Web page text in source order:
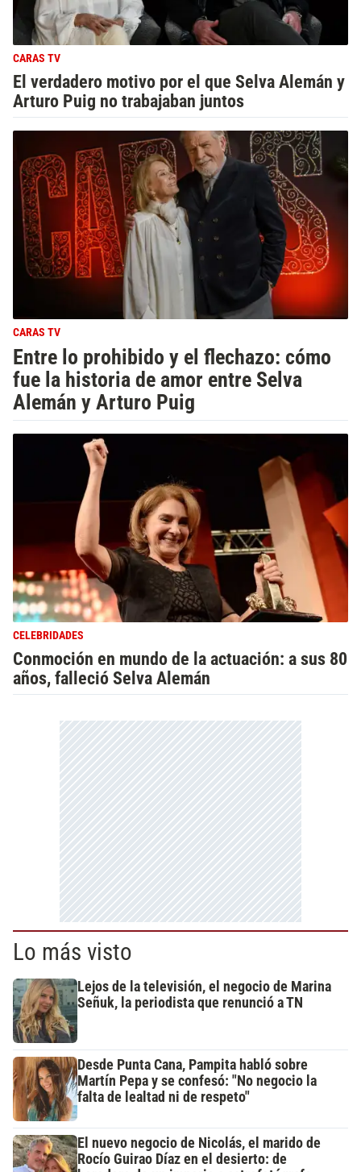
CARAS TV
El verdadero motivo por el que Selva Alemán y
Arturo Puig no trabajaban juntos
CARAS TV
Entre lo prohibido y el flechazo: cómo
fue la historia de amor entre Selva
Alemán y Arturo Puig
CELEBRIDADES
Conmoción en mundo de la actuación: a sus 80
años, falleció Selva Alemán
Lo más visto
Lejos de la televisión, el negocio de Marina
Señuk, la periodista que renunció a TN
Desde Punta Cana, Pampita habló sobre
Martín Pepa y se confesó: "No negocio la
falta de lealtad ni de respeto"
El nuevo negocio de Nicolás, el marido de
Rocío Guirao Díaz en el desierto: de